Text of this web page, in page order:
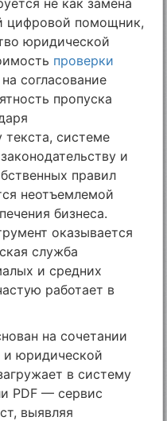
цифровой помощник,
юридической
проверки
согласование
пропуска
текста, системе
и
правил
неотъемлемой
бизнеса.
оказывается
служба
и средних
работает в
на сочетании
и юридической
в систему
PDF — сервис
выявляя